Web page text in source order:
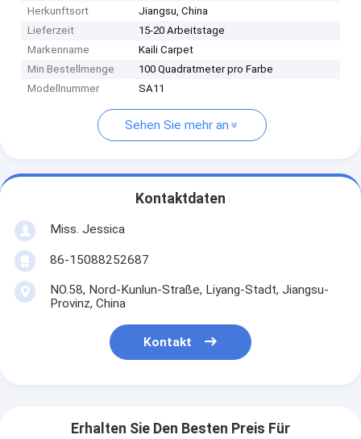
Herkunftsort
Jiangsu, China
Lieferzeit
15-20 Arbeitstage
Markenname
Kaili Carpet
Min Bestellmenge
100 Quadratmeter pro Farbe
Modellnummer
SA11
Sehen Sie mehr an
Kontaktdaten
Miss. Jessica
86-15088252687
NO.58, Nord-Kunlun-Straße, Liyang-Stadt, Jiangsu-
Provinz, China
Kontakt
Erhalten Sie Den Besten Preis Für